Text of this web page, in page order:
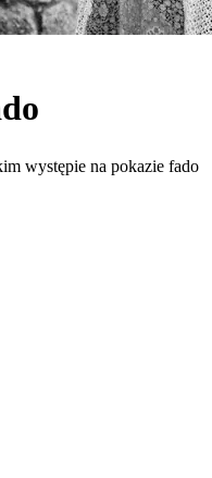
występie na pokazie fado